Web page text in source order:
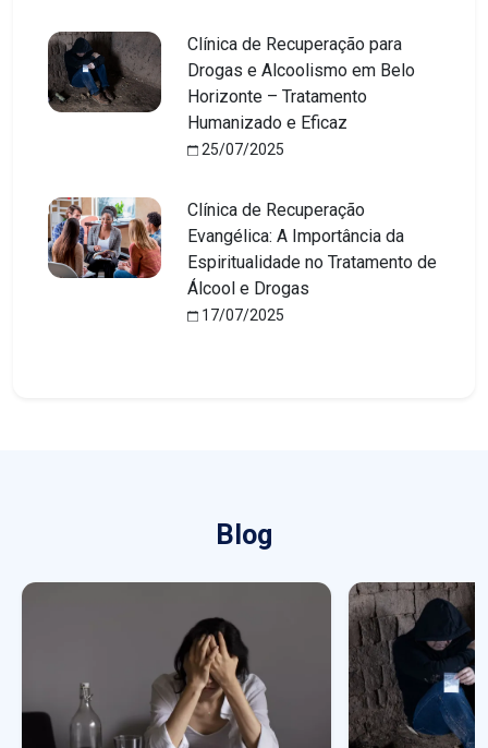
Clínica de Recuperação para
Drogas e Alcoolismo em Belo
Horizonte – Tratamento
Humanizado e Eficaz
25/07/2025
Clínica de Recuperação
Evangélica: A Importância da
Espiritualidade no Tratamento de
Álcool e Drogas
17/07/2025
Blog